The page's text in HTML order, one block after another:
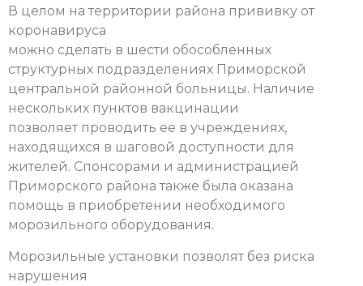
В целом на территории района прививку от
коронавируса
можно сделать в шести обособленных
структурных подразделениях Приморской
центральной районной больницы. Наличие
нескольких пунктов вакцинации
позволяет проводить ее в учреждениях,
находящихся в шаговой доступности для
жителей. Спонсорами и администрацией
Приморского района также была оказана
помощь в приобретении необходимого
морозильного оборудования.
Морозильные установки позволят без риска
нарушения